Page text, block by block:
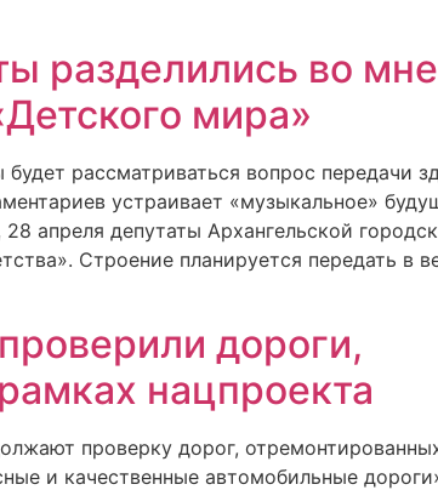
разделились во
мира»
рассматриваться вопрос передачи
устраивает «музыкальное»
апреля депутаты Архангельской
Строение планируется передать в
дороги,
нацпроекта
проверку дорог,
и качественные автомобильные